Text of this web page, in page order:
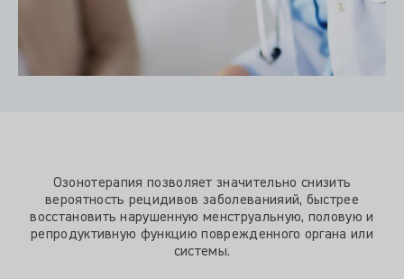
Озонотерапия позволяет значительно снизить
вероятность рецидивов заболеванияий, быстрее
восстановить нарушенную менструальную, половую и
репродуктивную функцию поврежденного органа или
системы.